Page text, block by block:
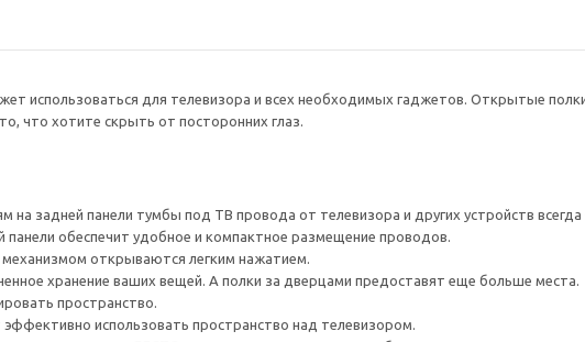
использоваться для телевизора и всех необходимых гаджетов. Открытые
что хотите скрыть от посторонних глаз.
на задней панели тумбы под ТВ провода от телевизора и других устройств
панели обеспечит удобное и компактное размещение проводов.
открываются легким нажатием.
хранение ваших вещей. А полки за дверцами предоставят еще больше места.
пространство.
использовать пространство над телевизором.